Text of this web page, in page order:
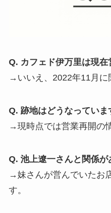
Q. カフェド伊万里は現在
→いいえ、2022年11月に
Q. 跡地はどうなっていま
→現時点では営業再開の
Q. 池上遼一さんと関係が
→妹さんが営んでいたお
す。